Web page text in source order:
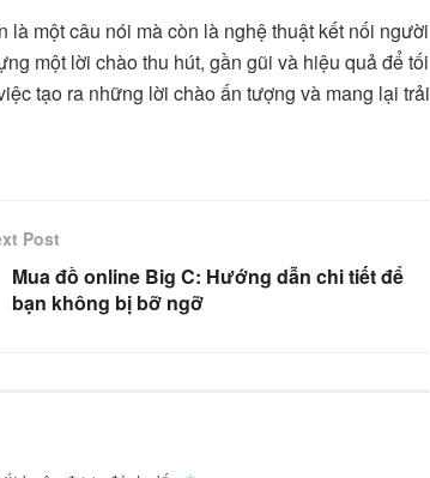
một câu nói mà còn là nghệ thuật kết nối người
một lời chào thu hút, gần gũi và hiệu quả để tối
tạo ra những lời chào ấn tượng và mang lại trải
Post
Mua đồ online Big C: Hướng dẫn chi tiết để
bạn không bị bỡ ngỡ